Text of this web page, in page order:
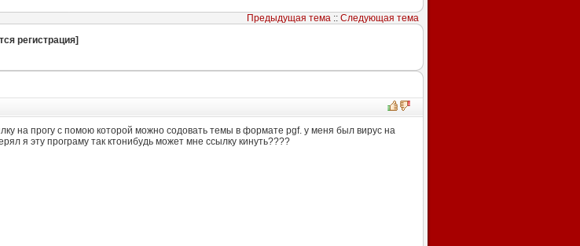
Предыдущая тема:: Следующая тема
регистрация]
на прогу с помою которой можно содовать темы в формате pgf. у меня был вирус на
я эту програму так ктонибудь может мне ссылку кинуть????